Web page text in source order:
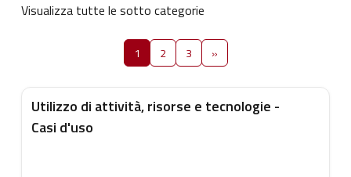
Visualizza tutte le sotto categorie
1 Pagina 1
2Pagina 2
3Pagina 3
»Pagina successiva
Utilizzo di attività, risorse e tecnologie -
Casi d'uso